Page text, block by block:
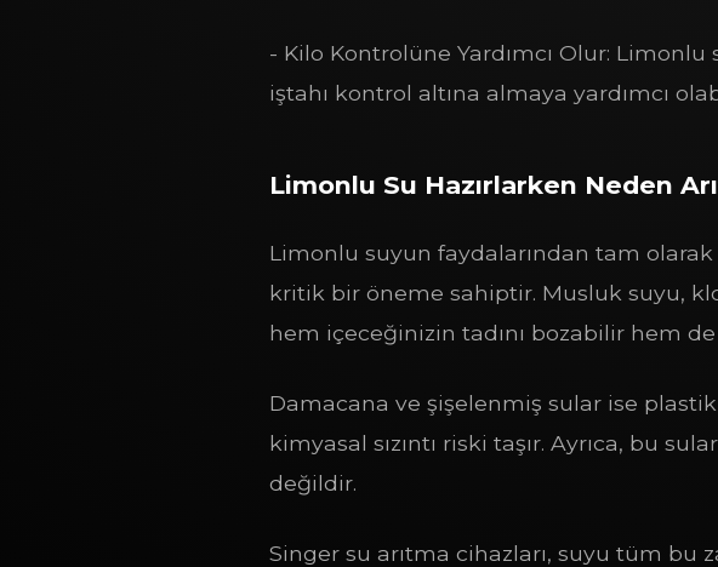
- Kilo Kontrolüne Yardımcı Olur:
iştahı kontrol altına almaya yardımcı
Limonlu Su Hazırlarken Neden
Limonlu suyun faydalarından tam
kritik bir öneme sahiptir. Musluk suyu,
hem içeceğinizin tadını bozabilir hem
Damacana ve şişelenmiş sular ise
kimyasal sızıntı riski taşır. Ayrıca, bu
değildir.
Singer su arıtma cihazları, suyu tüm bu